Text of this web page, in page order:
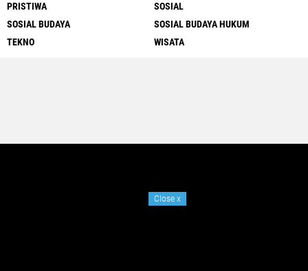
PRISTIWA
SOSIAL
SOSIAL BUDAYA
SOSIAL BUDAYA HUKUM
TEKNO
WISATA
Close x